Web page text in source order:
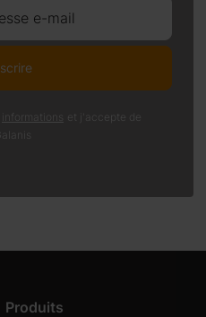
e-mail
informations
et j'accepte de
Produits